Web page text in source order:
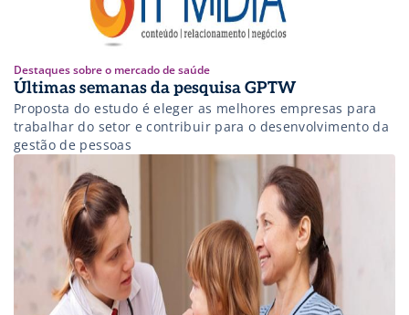
Destaques sobre o mercado de saúde
Últimas semanas da pesquisa GPTW
Proposta do estudo é eleger as melhores empresas para
trabalhar do setor e contribuir para o desenvolvimento da
gestão de pessoas